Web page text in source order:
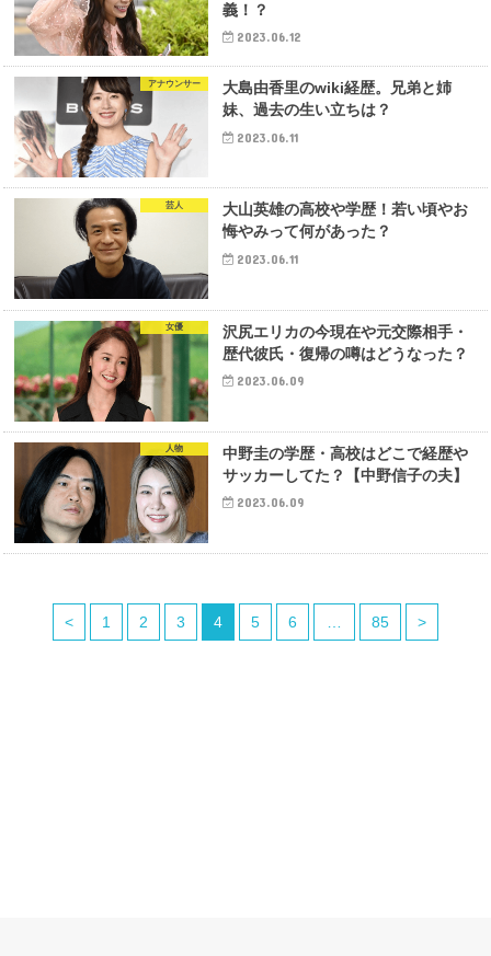
義！？
2023.06.12
アナウンサー
大島由香里のwiki経歴。兄弟と姉
妹、過去の生い立ちは？
2023.06.11
芸人
大山英雄の高校や学歴！若い頃やお
悔やみって何があった？
2023.06.11
女優
沢尻エリカの今現在や元交際相手・
歴代彼氏・復帰の噂はどうなった？
2023.06.09
人物
中野圭の学歴・高校はどこで経歴や
サッカーしてた？【中野信子の夫】
2023.06.09
< 1 2 3 4 5 6 … 85 >